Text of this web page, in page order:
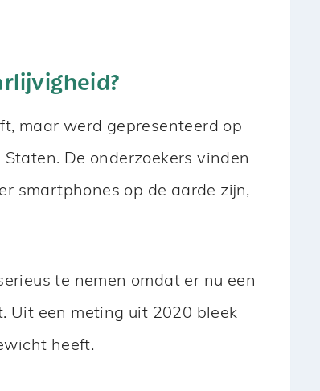
maar werd gepresenteerd op
De onderzoekers vinden
smartphones op de aarde zijn,
te nemen omdat er nu een
Uit een meting uit 2020 bleek
heeft.